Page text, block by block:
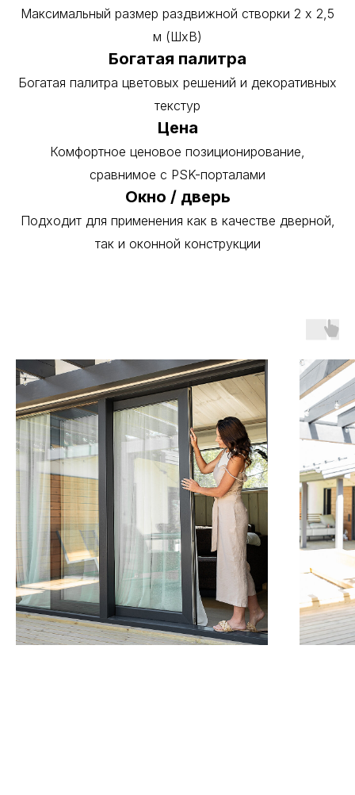
Максимальный размер раздвижной створки 2 x 2,5
м (ШхВ)
Богатая палитра
Богатая палитра цветовых решений и декоративных
текстур
Цена
Комфортное ценовое позиционирование,
сравнимое с PSK-порталами
Окно / дверь
Подходит для применения как в качестве дверной,
так и оконной конструкции